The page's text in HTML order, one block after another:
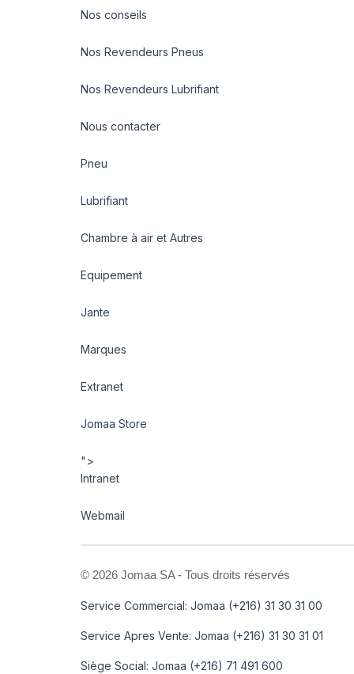
Nos conseils
Nos Revendeurs Pneus
Nos Revendeurs Lubrifiant
Nous contacter
Pneu
Lubrifiant
Chambre à air et Autres
Equipement
Jante
Marques
Extranet
Jomaa Store
">
Intranet
Webmail
© 2026 Jomaa SA - Tous droits réservés
Service Commercial: Jomaa (+216) 31 30 31 00
Service Apres Vente: Jomaa (+216) 31 30 31 01
Siège Social: Jomaa (+216) 71 491 600